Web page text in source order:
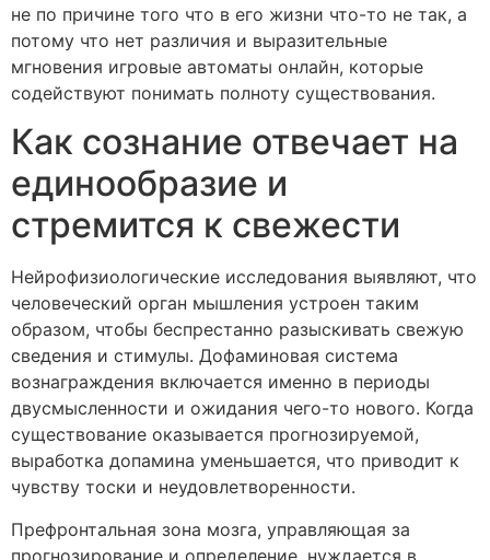
не по причине того что в его жизни что-то не так, а
потому что нет различия и выразительные
мгновения игровые автоматы онлайн, которые
содействуют понимать полноту существования.
Как сознание отвечает на
единообразие и
стремится к свежести
Нейрофизиологические исследования выявляют, что
человеческий орган мышления устроен таким
образом, чтобы беспрестанно разыскивать свежую
сведения и стимулы. Дофаминовая система
вознаграждения включается именно в периоды
двусмысленности и ожидания чего-то нового. Когда
существование оказывается прогнозируемой,
выработка допамина уменьшается, что приводит к
чувству тоски и неудовлетворенности.
Префронтальная зона мозга, управляющая за
прогнозирование и определение, нуждается в